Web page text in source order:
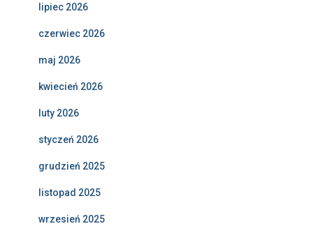
lipiec 2026
czerwiec 2026
maj 2026
kwiecień 2026
luty 2026
styczeń 2026
grudzień 2025
listopad 2025
wrzesień 2025